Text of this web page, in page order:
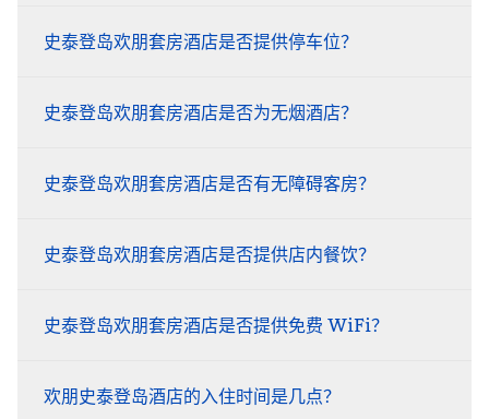
史泰登岛欢朋套房酒店是否提供停车位？
史泰登岛欢朋套房酒店是否为无烟酒店？
史泰登岛欢朋套房酒店是否有无障碍客房？
史泰登岛欢朋套房酒店是否提供店内餐饮？
史泰登岛欢朋套房酒店是否提供免费 WiFi？
欢朋史泰登岛酒店的入住时间是几点？